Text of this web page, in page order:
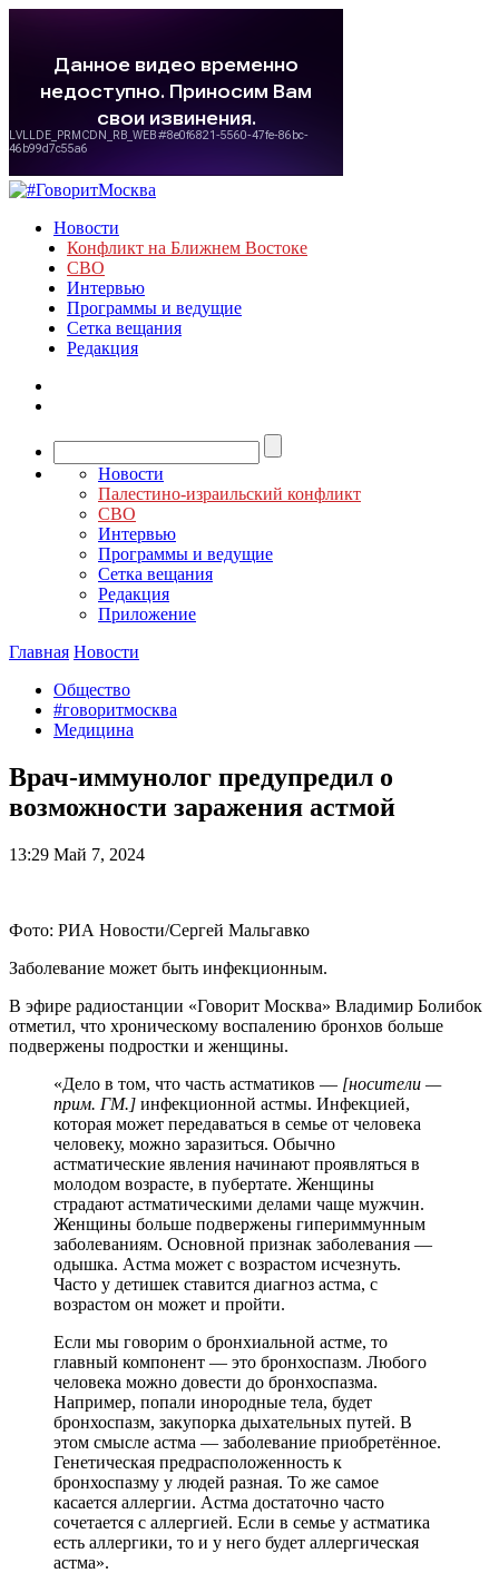
Новости
Конфликт на Ближнем Востоке
СВО
Интервью
Программы и ведущие
Сетка вещания
Редакция
Новости
Палестино-израильский конфликт
СВО
Интервью
Программы и ведущие
Сетка вещания
Редакция
Приложение
Главная Новости
Общество
#говоритмосква
Медицина
Врач-иммунолог предупредил о
возможности заражения астмой
13:29 Май 7, 2024
Фото: РИА Новости/Сергей Мальгавко
Заболевание может быть инфекционным.
В эфире радиостанции «Говорит Москва» Владимир Болибок
отметил, что хроническому воспалению бронхов больше
подвержены подростки и женщины.
«Дело в том, что часть астматиков — [носители —
прим. ГМ.] инфекционной астмы. Инфекцией,
которая может передаваться в семье от человека
человеку, можно заразиться. Обычно
астматические явления начинают проявляться в
молодом возрасте, в пубертате. Женщины
страдают астматическими делами чаще мужчин.
Женщины больше подвержены гипериммунным
заболеваниям. Основной признак заболевания —
одышка. Астма может с возрастом исчезнуть.
Часто у детишек ставится диагноз астма, с
возрастом он может и пройти.
Если мы говорим о бронхиальной астме, то
главный компонент — это бронхоспазм. Любого
человека можно довести до бронхоспазма.
Например, попали инородные тела, будет
бронхоспазм, закупорка дыхательных путей. В
этом смысле астма — заболевание приобретённое.
Генетическая предрасположенность к
бронхоспазму у людей разная. То же самое
касается аллергии. Астма достаточно часто
сочетается с аллергией. Если в семье у астматика
есть аллергики, то и у него будет аллергическая
астма».